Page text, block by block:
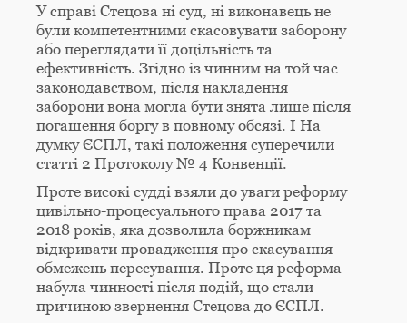
У справі Стецова ні суд, ні виконавець не
були компетентними скасовувати заборону
або переглядати її доцільність та
ефективність. Згідно із чинним на той час
законодавством, після накладення
заборони вона могла бути знята лише після
погашення боргу в повному обсязі. І На
думку ЄСПЛ, такі положення суперечили
статті 2 Протоколу № 4 Конвенції.
Проте високі судді взяли до уваги реформу
цивільно-процесуального права 2017 та
2018 років, яка дозволила боржникам
відкривати провадження про скасування
обмежень пересування. Проте ця реформа
набула чинності після подій, що стали
причиною звернення Стецова до ЄСПЛ.